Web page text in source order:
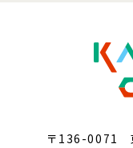
〒136-0071